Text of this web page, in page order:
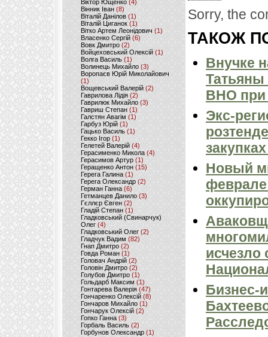
Віктор Ющенко (4)
Вінник Іван (8)
Віталій Данілов (1)
Віталій Циганок (1)
Вітко Артем Леонідович(1)
Власенко Сергій (6)
Вовк Дмитро(2)
Войцеховський Олексій(1)
Волга Василь (1)
Волинець Михайло (3)
Воропаєв Юрій Миколайович
(1)
Вощевський Валерій(2)
Гаврилова Лідія (2)
Гаврилюк Михайло (3)
Гавриш Степан (1)
Галстян Авагім (1)
Гарбуз Юрій (1)
Гацько Василь (1)
Гекко Ігор(1)
Гелетей Валерій (4)
Герасименко Микола (4)
Герасимов Артур (1)
Геращенко Антон(15)
Герега Галина (1)
Герега Олександр (2)
Герман Ганна (6)
Гетманцев Данило (3)
Гєллєр Євген (2)
Гладій Степан(1)
Гладковський (Свинарчук)
Олег (4)
Гладковський Олег (2)
Гладчук Вадим (82)
Гнап Дмитро (2)
Говда Роман(1)
Головач Андрій (2)
Головін Дмитро (2)
Голубов Дмитро (1)
Гольдарб Максим(1)
Гонтарева Валерія (47)
Гончаренко Олексій(8)
Гончаров Михайло (1)
Гончарук Олексій (2)
Гопко Ганна (3)
Горбаль Василь (2)
Горбунов Олександр (1)
Sorry, the
ТАКОЖ
Внучке
Татьяны
ВНО при
Экс-
Новый
феврале
исчезло
Бизнес-